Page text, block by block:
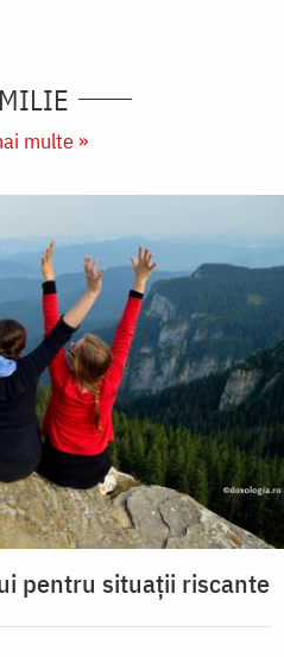
multe »
pentru situații riscante